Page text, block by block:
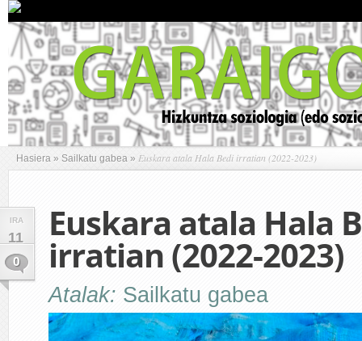
Hasiera » Sailkatu gabea » Euskara atala Hala Bedi irratian (2022-2023)
IRA
11
0
Euskara atala Hala
irratian (2022-2023)
Atalak: Sailkatu gabea